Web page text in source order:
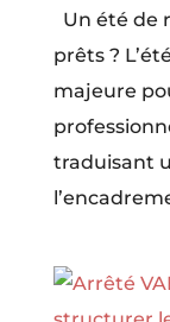
Un été de
prêts ?
majeure
traduisant